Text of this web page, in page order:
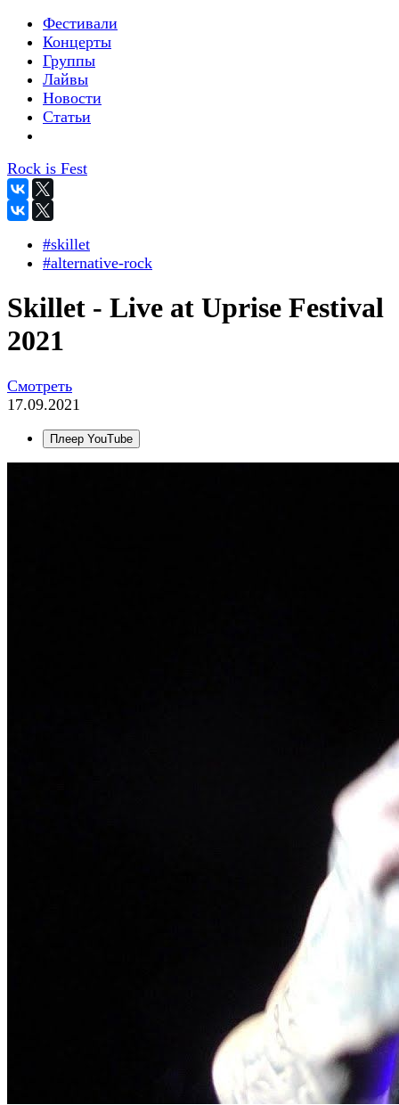
Фестивали
Концерты
Группы
Лайвы
Новости
Статьи
Rock is Fest
#skillet
#alternative-rock
Skillet - Live at Uprise Festival
2021
Смотреть
17.09.2021
Плеер YouTube